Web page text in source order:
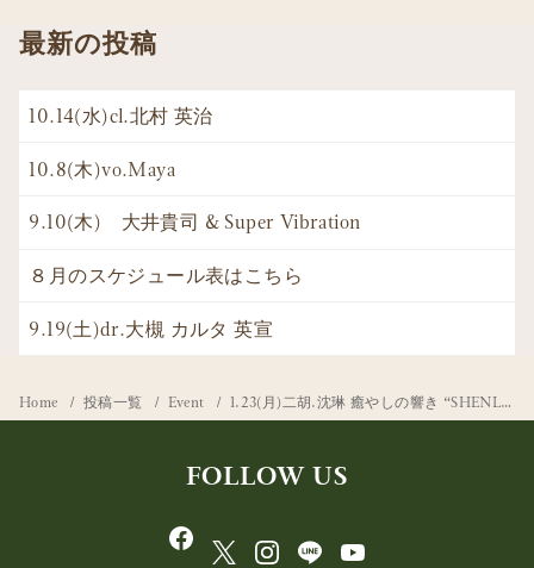
最新の投稿
10.14(水)cl.北村 英治
10.8(木)vo.Maya
9.10(木) 大井貴司 & Super Vibration
８月のスケジュール表はこちら
9.19(土)dr.大槻 カルタ 英宣
Home 投稿一覧 Event 1.23(月)二胡.沈琳 癒やしの響き “SHENLIN”
FOLLOW US